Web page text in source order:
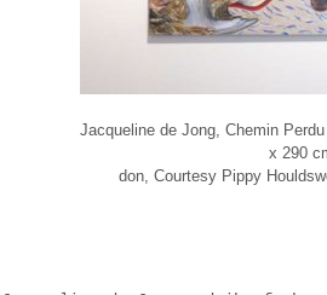
Jacqueline de Jong, Chemin
x 290
don, Courtesy Pippy